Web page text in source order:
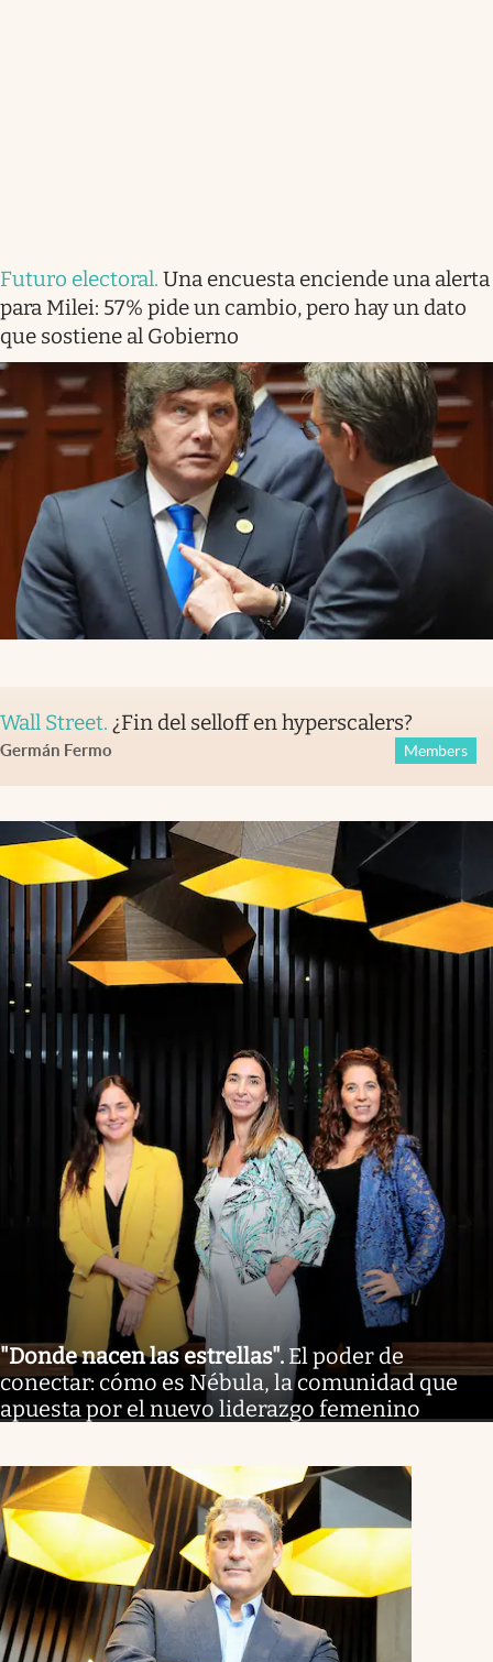
Futuro electoral. Una encuesta enciende una alerta
para Milei: 57% pide un cambio, pero hay un dato
que sostiene al Gobierno
Wall Street. ¿Fin del selloff en hyperscalers?
Germán Fermo Members
"Donde nacen las estrellas". El poder de
conectar: cómo es Nébula, la comunidad que
apuesta por el nuevo liderazgo femenino